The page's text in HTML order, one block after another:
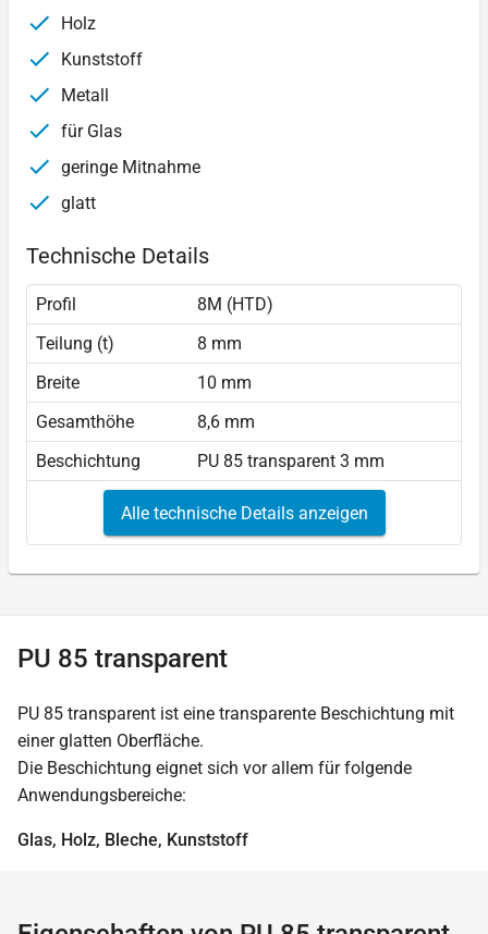
Holz
Kunststoff
Metall
für Glas
geringe Mitnahme
glatt
Technische Details
Profil
8M (HTD)
Teilung (t)
8 mm
Breite
10 mm
Gesamthöhe
8,6 mm
Beschichtung
PU 85 transparent 3 mm
Alle technische Details anzeigen
PU 85 transparent
PU 85 transparent ist eine transparente Beschichtung mit
einer glatten Oberfläche.
Die Beschichtung eignet sich vor allem für folgende
Anwendungsbereiche:
Glas, Holz, Bleche, Kunststoff